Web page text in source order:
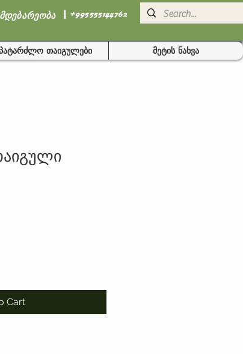
მდებარეობა I +995555144762
თაიგულები მეტის ნახვა
Cart